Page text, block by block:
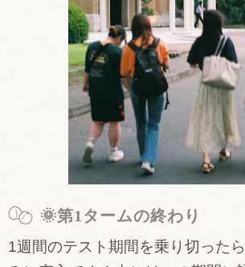
🌞第1タームの終わり
1週間のテスト期間を乗り切った